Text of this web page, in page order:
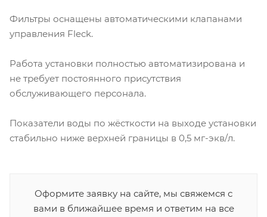
Фильтры оснащены автоматическими клапанами
управления Fleck.
Работа установки полностью автоматизирована и
не требует постоянного присутствия
обслуживающего персонала.
Показатели воды по жёсткости на выходе установки
стабильно ниже верхней границы в 0,5 мг-экв/л.
Оформите заявку на сайте, мы свяжемся с
вами в ближайшее время и ответим на все